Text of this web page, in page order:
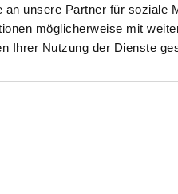
an unsere Partner für soziale
möglicherweise mit
Ihrer Nutzung der Dienste